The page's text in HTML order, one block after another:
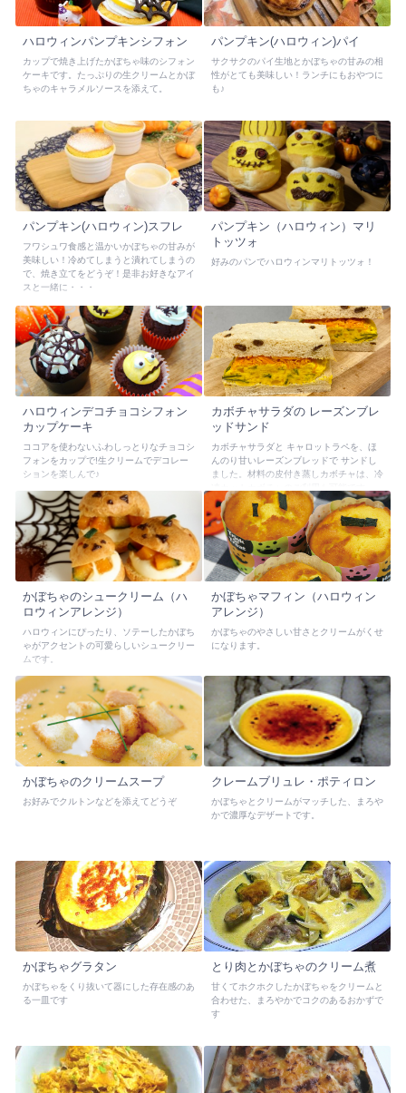
ハロウィンパンプキンシフォン
カップで焼き上げたかぼちゃ味のシフォン
ケーキです。たっぷりの生クリームとかぼ
ちゃのキャラメルソースを添えて。
パンプキン(ハロウィン)パイ
サクサクのパイ生地とかぼちゃの甘みの相
性がとても美味しい！ランチにもおやつに
も♪
パンプキン(ハロウィン)スフレ
フワシュワ食感と温かいかぼちゃの甘みが
美味しい！冷めてしまうと潰れてしまうの
で、焼き立てをどうぞ！是非お好きなアイ
スと一緒に・・・
パンプキン（ハロウィン）マリ
トッツォ
好みのパンでハロウィンマリトッツォ！
ハロウィンデコチョコシフォン
カップケーキ
ココアを使わないふわしっとりなチョコシ
フォンをカップで!生クリームでデコレー
ションを楽しんで♪
カボチャサラダの レーズンブレ
ッドサンド
カボチャサラダと キャロットラペを、ほ
んのり甘いレーズンブレッドで サンドし
ました。材料の皮付き蒸しカボチャは、冷
かぼちゃのシュークリーム（ハ
ロウィンアレンジ）
ハロウィンにぴったり、ソテーしたかぼち
ゃがアクセントの可愛らしいシュークリー
ムです。
かぼちゃマフィン（ハロウィン
アレンジ）
かぼちゃのやさしい甘さとクリームがくせ
になります。
かぼちゃのクリームスープ
お好みでクルトンなどを添えてどうぞ
クレームブリュレ・ポティロン
かぼちゃとクリームがマッチした、まろや
かで濃厚なデザートです。
かぼちゃグラタン
かぼちゃをくり抜いて器にした存在感のあ
る一皿です
とり肉とかぼちゃのクリーム煮
甘くてホクホクしたかぼちゃをクリームと
合わせた、まろやかでコクのあるおかずで
す